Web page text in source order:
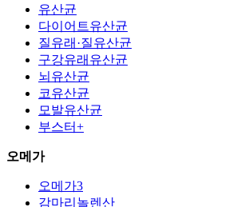
유산균
다이어트유산균
질유래·질유산균
구강유래유산균
뇌유산균
코유산균
모발유산균
부스터+
오메가
오메가3
감마리놀렌산